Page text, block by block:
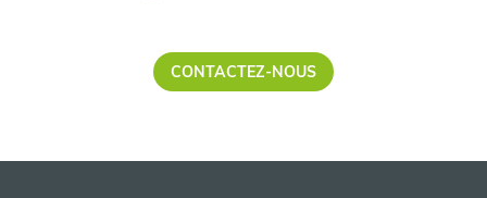
CONTACTEZ-NOUS